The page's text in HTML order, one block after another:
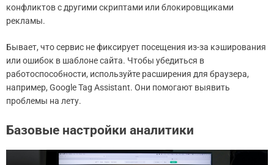
конфликтов с другими скриптами или блокировщиками
рекламы.
Бывает, что сервис не фиксирует посещения из-за кэширования
или ошибок в шаблоне сайта. Чтобы убедиться в
работоспособности, используйте расширения для браузера,
например, Google Tag Assistant. Они помогают выявить
проблемы на лету.
Базовые настройки аналитики